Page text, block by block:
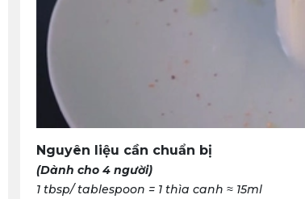
Nguyên liệu cần chuẩn bị
(Dành cho 4 người)
1 tbsp/ tablespoon = 1 thìa canh ≈ 15ml